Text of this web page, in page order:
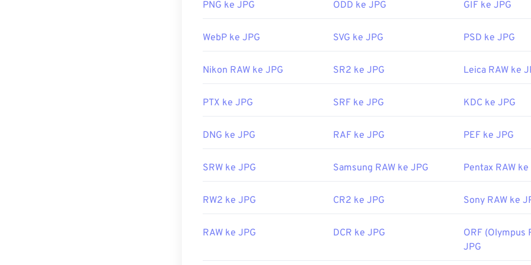
Hampir semua program dan aplikasi penampil gambar mengenali dan dapat
penampil gambar, editor gambar, atau peramban web bawaan Anda. Untuk
File JPG terbuka otomatis di peramban web populer seperti
Chrome, aplikasi
ukuran gambar JPEG, gunakan alat Pengubah Ukuran Gambar
kami.
Alat JPG Terkait:
PNG ke JPG ODD ke JPG GIF ke JPG
WebP ke JPG SVG ke JPG PSD ke JPG
Nikon RAW ke JPG SR2 ke JPG Leica RAW ke
PTX ke JPG SRF ke JPG KDC ke JPG
DNG ke JPG RAF ke JPG PEF ke JPG
SRW ke JPG Samsung RAW ke JPG Pentax RAW ke
RW2 ke JPG CR2 ke JPG Sony RAW ke
RAW ke JPG DCR ke JPG
ORF (Olympus
JPG